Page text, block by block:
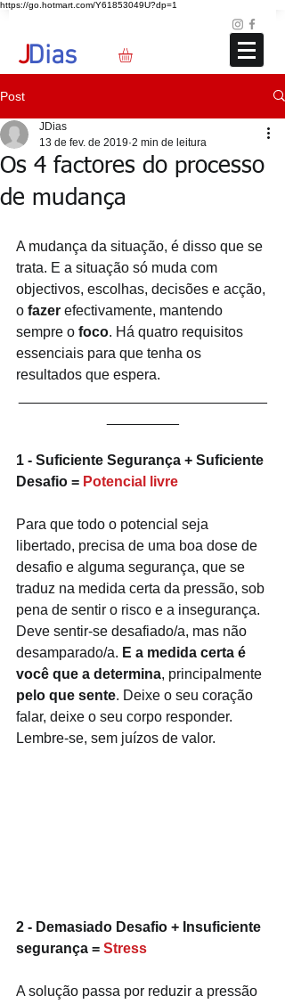
https://go.hotmart.com/Y61853049U?dp=1
JDias
Post
Os 4 factores do processo
de mudança
JDias
13 de fev. de 2019 2 min de leitura
A mudança da situação, é disso que se
trata. E a situação só muda com
objectivos, escolhas, decisões e acção,
o fazer efectivamente, mantendo
sempre o foco. Há quatro requisitos
essenciais para que tenha os
resultados que espera.
1 - Suficiente Segurança + Suficiente
Desafio = Potencial livre
Para que todo o potencial seja
libertado, precisa de uma boa dose de
desafio e alguma segurança, que se
traduz na medida certa da pressão, sob
pena de sentir o risco e a insegurança.
Deve sentir-se desafiado/a, mas não
desamparado/a. E a medida certa é
você que a determina, principalmente
pelo que sente. Deixe o seu coração
falar, deixe o seu corpo responder.
Lembre-se, sem juízos de valor.
2 - Demasiado Desafio + Insuficiente
segurança = Stress
A solução passa por reduzir a pressão